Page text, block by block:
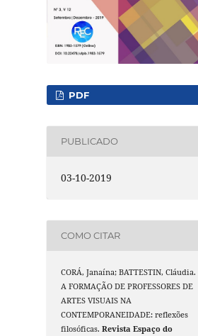
PDF
PUBLICADO
03-10-2019
COMO CITAR
CORÁ, Janaína; BATTESTIN, Cláudia.
A FORMAÇÃO DE PROFESSORES DE
ARTES VISUAIS NA
CONTEMPORANEIDADE: reflexões
filosóficas.Revista Espaço do